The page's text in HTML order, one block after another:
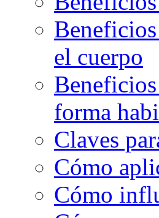
el cuerpo
forma
Claves
Cómo
Cómo